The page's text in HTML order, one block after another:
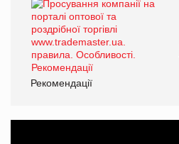
Рекомендації